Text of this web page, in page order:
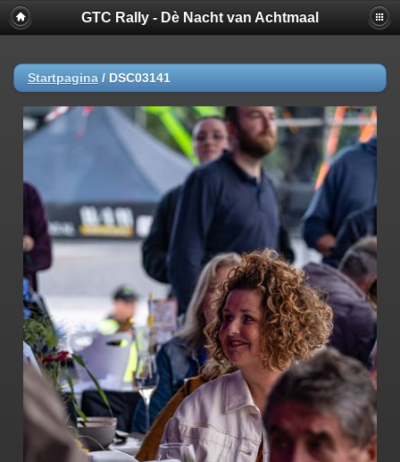
GTC Rally - Dè Nacht van Achtmaal
Startpagina / DSC03141